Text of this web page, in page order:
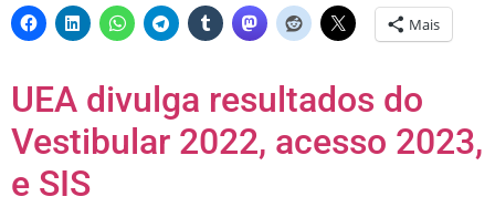
Mais
UEA divulga resultados do
Vestibular 2022, acesso 2023,
e SIS